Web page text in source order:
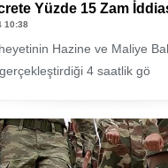
Yüzde 15 Zam
10:38
Hazine ve Maliye
4 saatlik gö